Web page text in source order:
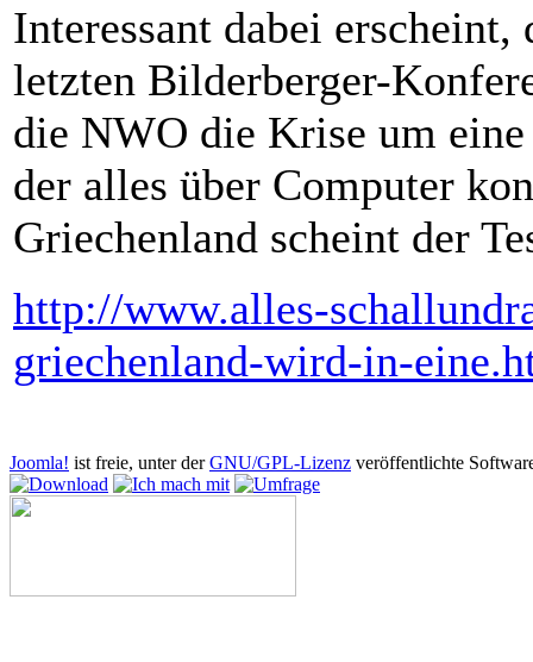
Interessant dabei erscheint,
letzten Bilderberger-
die NWO die Krise um
der alles über Computer
Griechenland scheint der
http://www.alles-
griechenland-wird-in-
Joomla! ist freie, unter derGNU/GPL-Lizenz veröffentlichte